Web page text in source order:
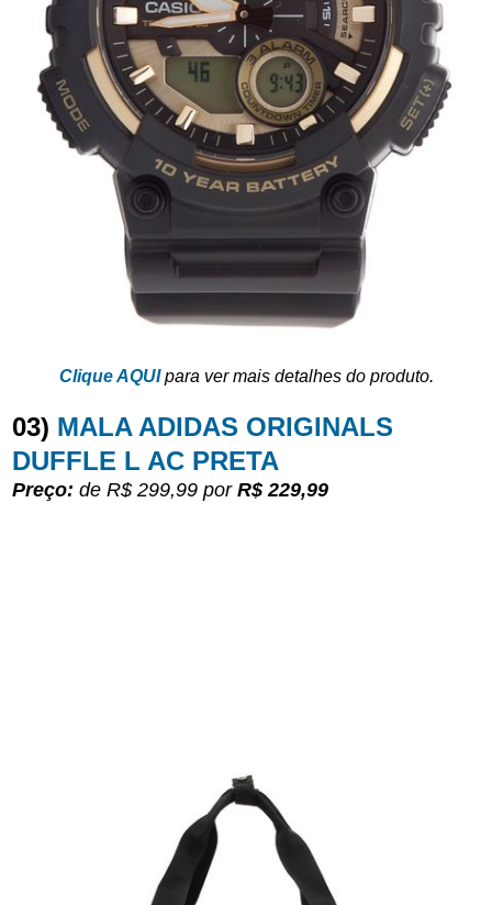
Clique AQUIpara ver mais detalhes do produto.
03) MALA ADIDAS ORIGINALS
DUFFLE L AC PRETA
Preço: de R$ 299,99 por R$ 229,99